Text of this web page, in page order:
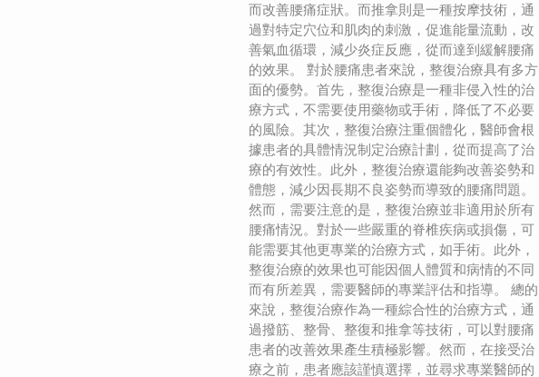
而改善腰痛症狀。而推拿則是一種按摩技術，通
過對特定穴位和肌肉的刺激，促進能量流動，改
善氣血循環，減少炎症反應，從而達到緩解腰痛
的效果。 對於腰痛患者來說，整復治療具有多方
面的優勢。首先，整復治療是一種非侵入性的治
療方式，不需要使用藥物或手術，降低了不必要
的風險。其次，整復治療注重個體化，醫師會根
據患者的具體情況制定治療計劃，從而提高了治
療的有效性。此外，整復治療還能夠改善姿勢和
體態，減少因長期不良姿勢而導致的腰痛問題。
然而，需要注意的是，整復治療並非適用於所有
腰痛情況。對於一些嚴重的脊椎疾病或損傷，可
能需要其他更專業的治療方式，如手術。此外，
整復治療的效果也可能因個人體質和病情的不同
而有所差異，需要醫師的專業評估和指導。 總的
來說，整復治療作為一種綜合性的治療方式，通
過撥筋、整骨、整復和推拿等技術，可以對腰痛
患者的改善效果產生積極影響。然而，在接受治
療之前，患者應該謹慎選擇，並尋求專業醫師的